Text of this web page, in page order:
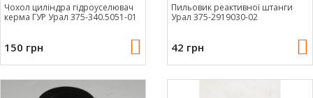
Чохол циліндра гідроуселювач
керма ГУР Урал 375-340.5051-01
150 грн
Пильовик реактивної штанги
Урал 375-2919030-02
42 грн